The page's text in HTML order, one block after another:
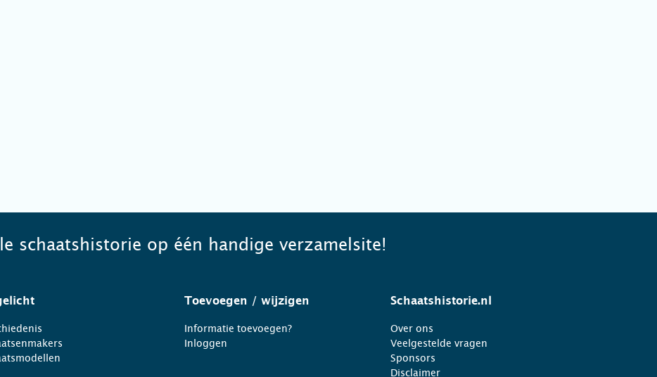
schaatshistorie op één handige verzamelsite!
Toevoegen / wijzigen
Informatie toevoegen?
Inloggen
Schaatshistorie.nl
Over ons
Veelgestelde vragen
Sponsors
Disclaimer